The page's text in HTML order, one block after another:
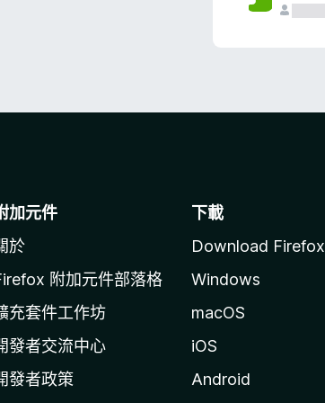
加元件
於
附加元件部落格
充套件工作坊
發者交流中心
發者政策
下載
Download Firefox
Windows
macOS
iOS
Android